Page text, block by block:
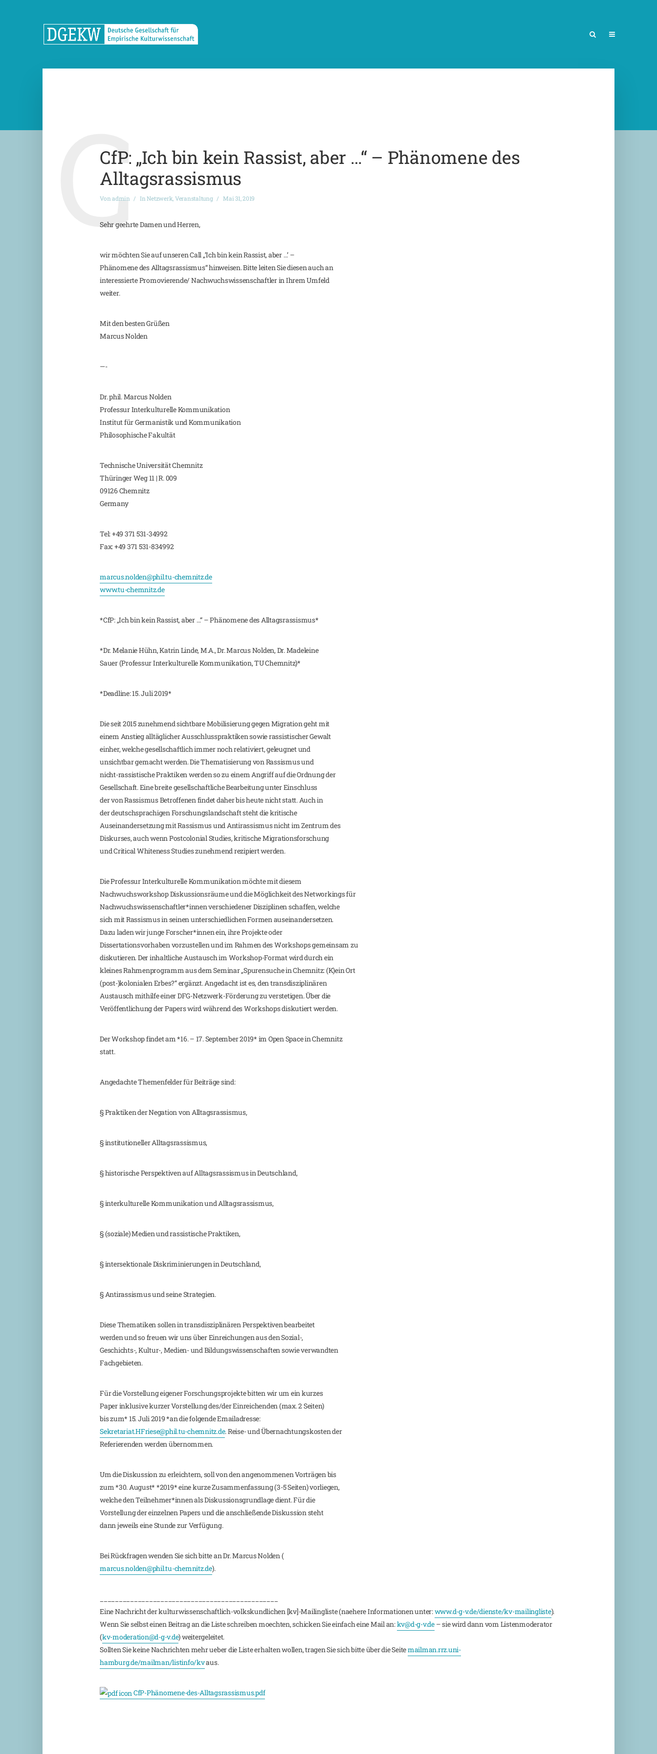
CfP: „Ich bin kein Rassist, aber …“ – Phänomene des
Alltagsrassismus
Vonadmin InNetzwerk,Veranstaltung Mai 31, 2019
C
Sehr geehrte Damen und Herren,
wir möchten Sie auf unseren Call „’Ich bin kein Rassist, aber …’ –
Phänomene des Alltagsrassismus“ hinweisen. Bitte leiten Sie diesen auch an
interessierte Promovierende/ Nachwuchswissenschaftler in Ihrem Umfeld
weiter.
Mit den besten Grüßen
Marcus Nolden
—-
Dr. phil. Marcus Nolden
Professur Interkulturelle Kommunikation
Institut für Germanistik und Kommunikation
Philosophische Fakultät
Technische Universität Chemnitz
Thüringer Weg 11 | R. 009
09126 Chemnitz
Germany
Tel: +49 371 531-34992
Fax: +49 371 531-834992
marcus.nolden@phil.tu-chemnitz.de
www.tu-chemnitz.de
*CfP: „Ich bin kein Rassist, aber …“ – Phänomene des Alltagsrassismus*
*Dr. Melanie Hühn, Katrin Linde, M.A., Dr. Marcus Nolden, Dr. Madeleine
Sauer (Professur Interkulturelle Kommunikation, TU Chemnitz)*
*Deadline: 15. Juli 2019*
Die seit 2015 zunehmend sichtbare Mobilisierung gegen Migration geht mit
einem Anstieg alltäglicher Ausschlusspraktiken sowie rassistischer Gewalt
einher, welche gesellschaftlich immer noch relativiert, geleugnet und
unsichtbar gemacht werden. Die Thematisierung von Rassismus und
nicht-rassistische Praktiken werden so zu einem Angriff auf die Ordnung der
Gesellschaft. Eine breite gesellschaftliche Bearbeitung unter Einschluss
der von Rassismus Betroffenen findet daher bis heute nicht statt. Auch in
der deutschsprachigen Forschungslandschaft steht die kritische
Auseinandersetzung mit Rassismus und Antirassismus nicht im Zentrum des
Diskurses, auch wenn Postcolonial Studies, kritische Migrationsforschung
und Critical Whiteness Studies zunehmend rezipiert werden.
Die Professur Interkulturelle Kommunikation möchte mit diesem
Nachwuchsworkshop Diskussionsräume und die Möglichkeit des Networkings für
Nachwuchswissenschaftler*innen verschiedener Disziplinen schaffen, welche
sich mit Rassismus in seinen unterschiedlichen Formen auseinandersetzen.
Dazu laden wir junge Forscher*innen ein, ihre Projekte oder
Dissertationsvorhaben vorzustellen und im Rahmen des Workshops gemeinsam zu
diskutieren. Der inhaltliche Austausch im Workshop-Format wird durch ein
kleines Rahmenprogramm aus dem Seminar „Spurensuche in Chemnitz: (K)ein Ort
(post-)kolonialen Erbes?“ ergänzt. Angedacht ist es, den transdisziplinären
Austausch mithilfe einer DFG-Netzwerk-Förderung zu verstetigen. Über die
Veröffentlichung der Papers wird während des Workshops diskutiert werden.
Der Workshop findet am *16. – 17. September 2019* im Open Space in Chemnitz
statt.
Angedachte Themenfelder für Beiträge sind:
§ Praktiken der Negation von Alltagsrassismus,
§ institutioneller Alltagsrassismus,
§ historische Perspektiven auf Alltagsrassismus in Deutschland,
§ interkulturelle Kommunikation und Alltagsrassismus,
§ (soziale) Medien und rassistische Praktiken,
§ intersektionale Diskriminierungen in Deutschland,
§ Antirassismus und seine Strategien.
Diese Thematiken sollen in transdisziplinären Perspektiven bearbeitet
werden und so freuen wir uns über Einreichungen aus den Sozial-,
Geschichts-, Kultur-, Medien- und Bildungswissenschaften sowie verwandten
Fachgebieten.
Für die Vorstellung eigener Forschungsprojekte bitten wir um ein kurzes
Paper inklusive kurzer Vorstellung des/der Einreichenden (max. 2 Seiten)
bis zum* 15. Juli 2019 *an die folgende Emailadresse:
Sekretariat.HFriese@phil.tu-chemnitz.de. Reise- und Übernachtungskosten der
Referierenden werden übernommen.
Um die Diskussion zu erleichtern, soll von den angenommenen Vorträgen bis
zum *30. August* *2019* eine kurze Zusammenfassung (3-5 Seiten) vorliegen,
welche den Teilnehmer*innen als Diskussionsgrundlage dient. Für die
Vorstellung der einzelnen Papers und die anschließende Diskussion steht
dann jeweils eine Stunde zur Verfügung.
Bei Rückfragen wenden Sie sich bitte an Dr. Marcus Nolden (
marcus.nolden@phil.tu-chemnitz.de).
Eine Nachricht der kulturwissenschaftlich-volkskundlichen [kv]-Mailingliste (naehere Informationen unter:www.d-g-v.de/dienste/kv-mailingliste).
Wenn Sie selbst einen Beitrag an die Liste schreiben moechten, schicken Sie einfach eine Mail an:kv@d-g-v.de– sie wird dann vom Listenmoderator
(kv-moderation@d-g-v.de) weitergeleitet.
Sollten Sie keine Nachrichten mehr ueber die Liste erhalten wollen, tragen Sie sich bitte über die Seitemailman.rrz.uni-
hamburg.de/mailman/listinfo/kvaus.
CfP-Phänomene-des-Alltagsrassismus.pdf